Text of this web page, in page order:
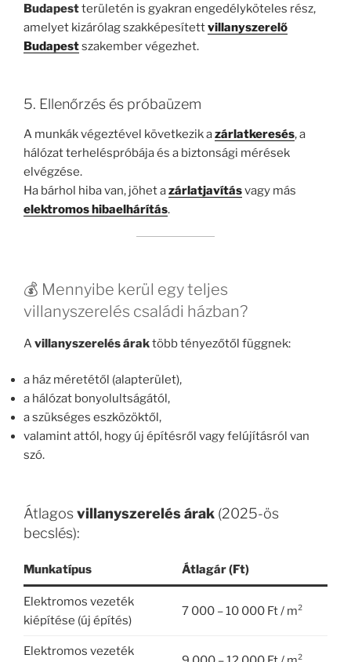
Budapestterületén is gyakran engedélyköteles rész,
amelyet kizárólag szakképesítettvillanyszerelő
Budapestszakember végezhet.
5. Ellenőrzés és próbaüzem
A munkák végeztével következik azárlatkeresés, a
hálózat terheléspróbája és a biztonsági mérések
elvégzése.
Ha bárhol hiba van, jöhet azárlatjavításvagy más
elektromos hibaelhárítás.
💰 Mennyibe kerül egy teljes
villanyszerelés családi házban?
Avillanyszerelés áraktöbb tényezőtől függnek:
a ház méretétől (alapterület),
a hálózat bonyolultságától,
a szükséges eszközöktől,
valamint attól, hogy új építésről vagy felújításról van
szó.
Átlagosvillanyszerelés árak (2025-ös
becslés):
Munkatípus Átlagár (Ft)
Elektromos vezeték
kiépítése (új építés)
7 000 – 10 000 Ft / m²
Elektromos vezeték